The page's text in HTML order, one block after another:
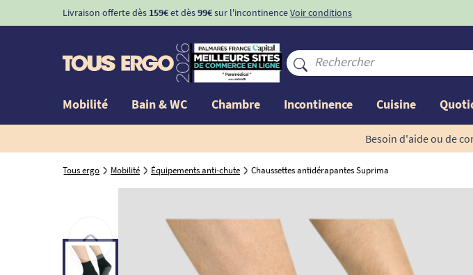
Livraison offerte dès 159€et dès99€sur l'incontinenceVoir conditions
Mobilité Bain & WC Chambre Incontinence Cuisine
Besoin d'aide ou de
Tous ergo Mobilité Équipements anti-chute Chaussettes antidérapantes Suprima